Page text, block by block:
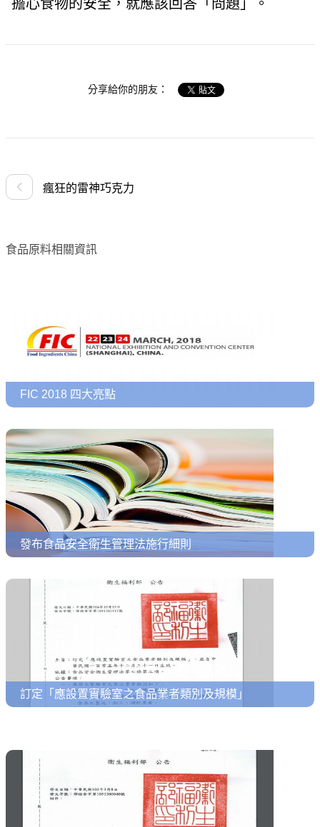
擔心食物的安全，就應該回答「問題」。
分享給你的朋友：
瘋狂的雷神巧克力
食品原料相關資訊
FIC 2018 四大亮點
發布食品安全衛生管理法施行細則
訂定「應設置實驗室之食品業者類別及規模」